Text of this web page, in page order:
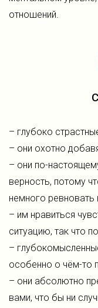
отношений.
– глубоко
– они охотно
– они по-
верность, потому
немного
– им нравиться
ситуацию, так что
–
особенно о чём-то
– они абсолютно
вами, что бы ни